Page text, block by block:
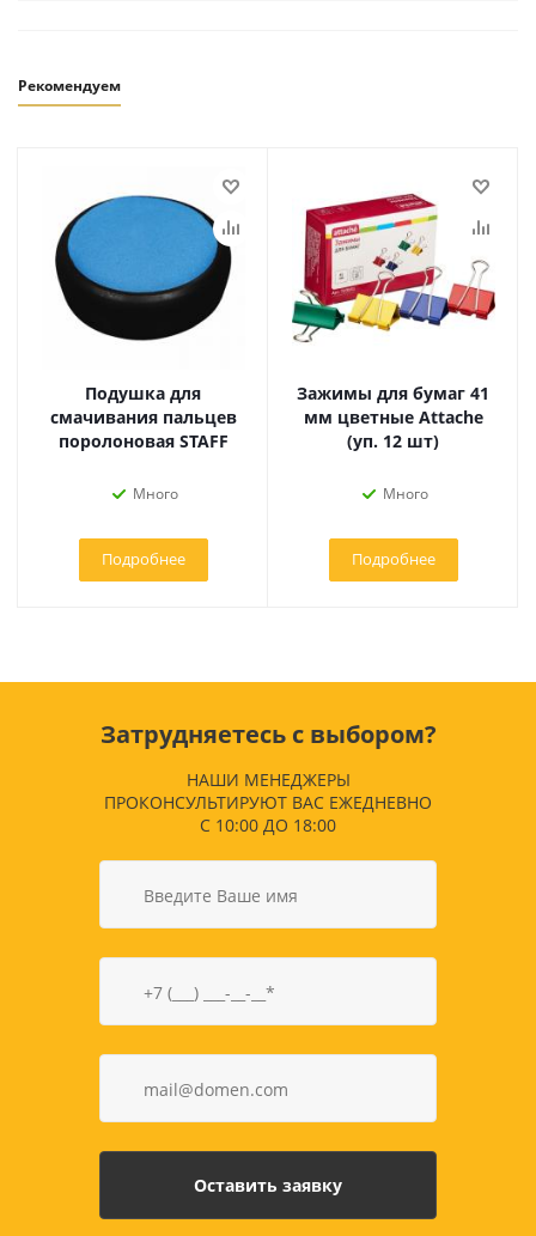
Рекомендуем
Подушка для
смачивания пальцев
поролоновая STAFF
Много
Подробнее
Зажимы для бумаг 41
мм цветные Attache
(уп. 12 шт)
Много
Подробнее
Затрудняетесь с выбором?
НАШИ МЕНЕДЖЕРЫ
ПРОКОНСУЛЬТИРУЮТ ВАС ЕЖЕДНЕВНО
С 10:00 ДО 18:00